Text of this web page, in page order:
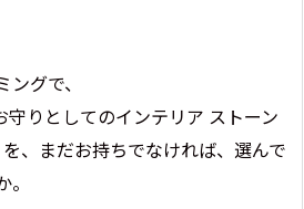
グで、
守りとしてのインテリア ストーン
、まだお持ちでなければ、選んで